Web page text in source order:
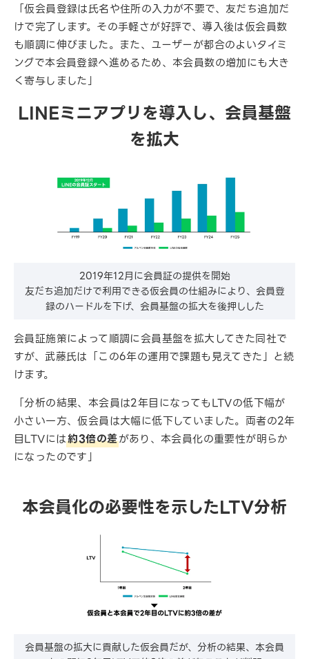
「仮会員登録は氏名や住所の入力が不要で、友だち追加だ
けで完了します。その手軽さが好評で、導入後は仮会員数
も順調に伸びました。また、ユーザーが都合のよいタイミ
ングで本会員登録へ進めるため、本会員数の増加にも大き
く寄与しました」
LINEミニアプリを導入し、会員基盤
を拡大
2019年12月に会員証の提供を開始
友だち追加だけで利用できる仮会員の仕組みにより、会員登
録のハードルを下げ、会員基盤の拡大を後押しした
会員証施策によって順調に会員基盤を拡大してきた同社で
すが、武藤氏は「この6年の運用で課題も見えてきた」と続
けます。
「分析の結果、本会員は2年目になってもLTVの低下幅が
小さい一方、仮会員は大幅に低下していました。両者の2年
目LTVには約3倍の差があり、本会員化の重要性が明らか
になったのです」
本会員化の必要性を示したLTV分析
会員基盤の拡大に貢献した仮会員だが、分析の結果、本会員